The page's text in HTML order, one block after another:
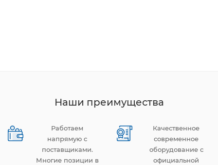
Наши преимущества
Работаем
напрямую с
поставщиками.
Многие позиции в
Качественное
современное
оборудование с
официальной